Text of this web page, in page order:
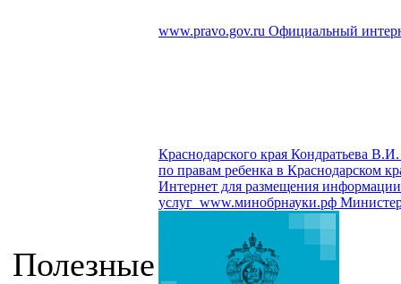
Полезные
www.pravo.gov.ru Официальный
Краснодарского края Кондратьева В.И.
по правам ребенка в Краснодарском
Интернет для размещения информации
услуг www.минобрнауки.рф